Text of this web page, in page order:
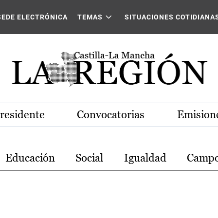
La Mancha
ELECTRÓNICA TEMAS SITUACIONES
Convocatorias
Educación Social Igualdad